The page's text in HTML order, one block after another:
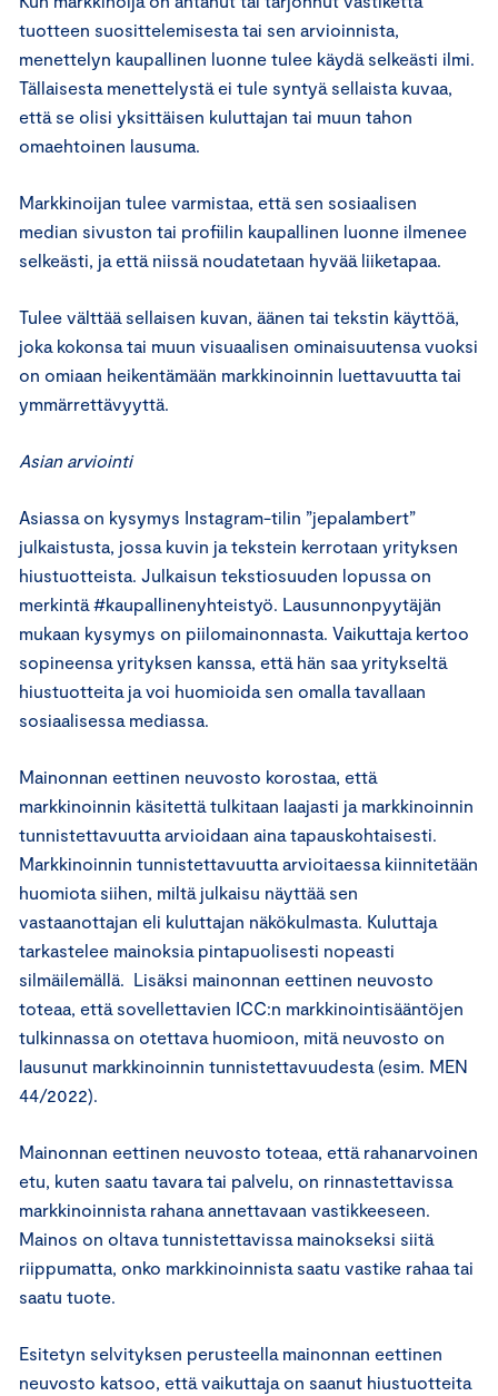
tuotteen suosittelemisesta tai sen arvioinnista,
menettelyn kaupallinen luonne tulee käydä selkeästi ilmi.
Tällaisesta menettelystä ei tule syntyä sellaista kuvaa,
että se olisi yksittäisen kuluttajan tai muun tahon
omaehtoinen lausuma.
Markkinoijan tulee varmistaa, että sen sosiaalisen
median sivuston tai profiilin kaupallinen luonne ilmenee
selkeästi, ja että niissä noudatetaan hyvää liiketapaa.
Tulee välttää sellaisen kuvan, äänen tai tekstin käyttöä,
joka kokonsa tai muun visuaalisen ominaisuutensa vuoksi
on omiaan heikentämään markkinoinnin luettavuutta tai
ymmärrettävyyttä.
Asian arviointi
Asiassa on kysymys Instagram-tilin ”jepalambert”
julkaistusta, jossa kuvin ja tekstein kerrotaan yrityksen
hiustuotteista. Julkaisun tekstiosuuden lopussa on
merkintä #kaupallinenyhteistyö. Lausunnonpyytäjän
mukaan kysymys on piilomainonnasta. Vaikuttaja kertoo
sopineensa yrityksen kanssa, että hän saa yritykseltä
hiustuotteita ja voi huomioida sen omalla tavallaan
sosiaalisessa mediassa.
Mainonnan eettinen neuvosto korostaa, että
markkinoinnin käsitettä tulkitaan laajasti ja markkinoinnin
tunnistettavuutta arvioidaan aina tapauskohtaisesti.
Markkinoinnin tunnistettavuutta arvioitaessa kiinnitetään
huomiota siihen, miltä julkaisu näyttää sen
vastaanottajan eli kuluttajan näkökulmasta. Kuluttaja
tarkastelee mainoksia pintapuolisesti nopeasti
silmäilemällä. Lisäksi mainonnan eettinen neuvosto
toteaa, että sovellettavien ICC:n markkinointisääntöjen
tulkinnassa on otettava huomioon, mitä neuvosto on
lausunut markkinoinnin tunnistettavuudesta (esim. MEN
44/2022).
Mainonnan eettinen neuvosto toteaa, että rahanarvoinen
etu, kuten saatu tavara tai palvelu, on rinnastettavissa
markkinoinnista rahana annettavaan vastikkeeseen.
Mainos on oltava tunnistettavissa mainokseksi siitä
riippumatta, onko markkinoinnista saatu vastike rahaa tai
saatu tuote.
Esitetyn selvityksen perusteella mainonnan eettinen
neuvosto katsoo, että vaikuttaja on saanut hiustuotteita